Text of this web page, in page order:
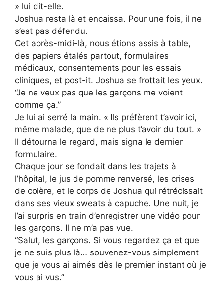
» lui dit-elle.
Joshua resta là et encaissa. Pour une fois, il ne
s’est pas défendu.
Cet après-midi-là, nous étions assis à table,
des papiers étalés partout, formulaires
médicaux, consentements pour les essais
cliniques, et post-it. Joshua se frottait les yeux.
“Je ne veux pas que les garçons me voient
comme ça.”
Je lui ai serré la main. « Ils préfèrent t’avoir ici,
même malade, que de ne plus t’avoir du tout. »
Il détourna le regard, mais signa le dernier
formulaire.
Chaque jour se fondait dans les trajets à
l’hôpital, le jus de pomme renversé, les crises
de colère, et le corps de Joshua qui rétrécissait
dans ses vieux sweats à capuche. Une nuit, je
l’ai surpris en train d’enregistrer une vidéo pour
les garçons. Il ne m’a pas vue.
“Salut, les garçons. Si vous regardez ça et que
je ne suis plus là… souvenez-vous simplement
que je vous ai aimés dès le premier instant où je
vous ai vus.”